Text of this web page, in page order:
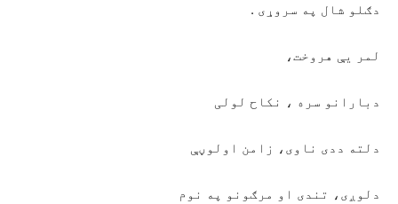
دګلو شال په سروړی .
لمر یې هروخت،
دبارانو سره ، نکاح لولی
دلته ددی ناوی، زامن اولوڼې
دلوږی، تندی او مرګونو په نوم